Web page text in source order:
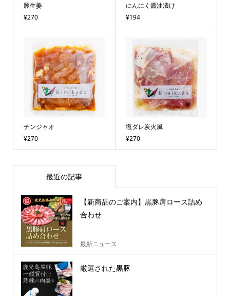
豚生姜
¥270
にんにく醤油漬け
¥194
チンジャオ
¥270
塩ダレ炭火風
¥270
最近の記事
【新商品のご案内】黒豚肩ロース詰め
合わせ
最新ニュース
厳選された黒豚